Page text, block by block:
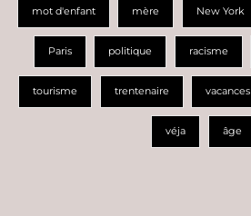
mot d'enfant mère New York
Paris politique racisme
tourisme trentenaire vacances
véja âge